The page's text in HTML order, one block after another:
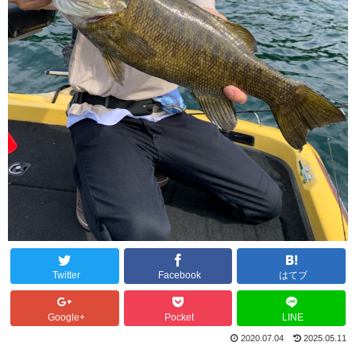
Twitter Facebook はてブ
Google+ Pocket LINE
2020.07.04 2025.05.11